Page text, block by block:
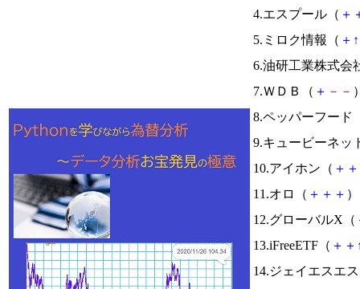
4.エスプール（ ＋
5.ミロク情報（ ＋ ↑
6.油研工業株式会
7.ＷＤＢ（ ＋ － －
8.ペッパーフード
9.キュービーネッ
10.アイホン（ ＋ ＋
11.オロ（ ＋ ＋ ＋
12.グローバルX（
13.iFreeETF（ ＋ ＋
14.ジェイエスエ